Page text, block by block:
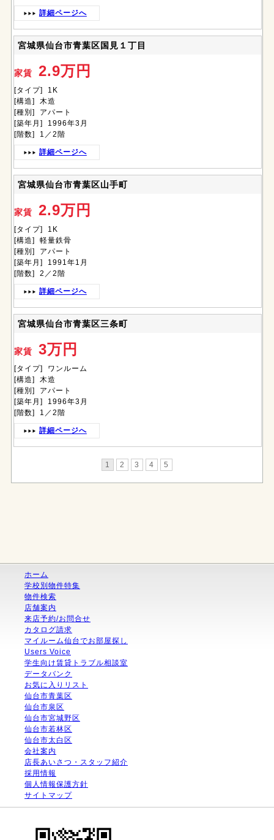
詳細ページへ
宮城県仙台市青葉区国見１丁目
家賃 2.9万円
[タイプ] 1K
[構造] 木造
[種別] アパート
[築年月] 1996年3月
[階数] 1／2階
詳細ページへ
宮城県仙台市青葉区山手町
家賃 2.9万円
[タイプ] 1K
[構造] 軽量鉄骨
[種別] アパート
[築年月] 1991年1月
[階数] 2／2階
詳細ページへ
宮城県仙台市青葉区三条町
家賃 3万円
[タイプ] ワンルーム
[構造] 木造
[種別] アパート
[築年月] 1996年3月
[階数] 1／2階
詳細ページへ
1 2 3 4 5
ホーム
学校別物件特集
物件検索
店舗案内
来店予約/お問合せ
カタログ請求
マイルーム仙台でお部屋探し
Users Voice
学生向け賃貸トラブル相談室
データバンク
お気に入りリスト
仙台市青葉区
仙台市泉区
仙台市宮城野区
仙台市若林区
仙台市太白区
会社案内
店長あいさつ・スタッフ紹介
採用情報
個人情報保護方針
サイトマップ